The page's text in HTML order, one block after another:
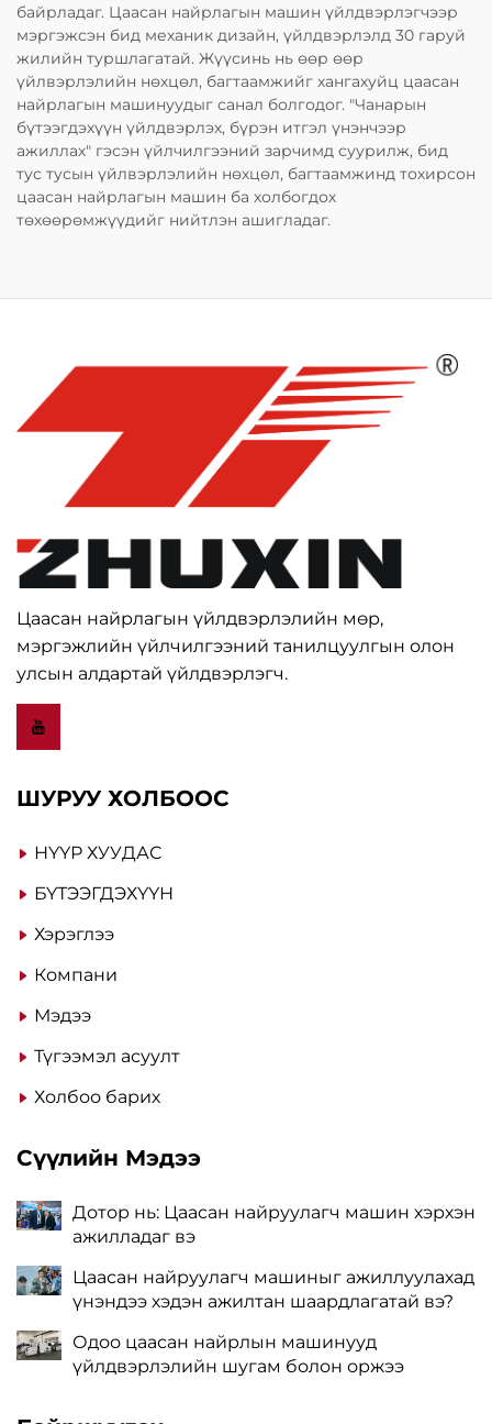
байрладаг. Цаасан найрлагын машин үйлдвэрлэгчээр
мэргэжсэн бид механик дизайн, үйлдвэрлэлд 30 гаруй
жилийн туршлагатай. Жүүсинь нь өөр өөр
үйлвэрлэлийн нөхцөл, багтаамжийг хангахуйц цаасан
найрлагын машинуудыг санал болгодог. "Чанарын
бүтээгдэхүүн үйлдвэрлэх, бүрэн итгэл үнэнчээр
ажиллах" гэсэн үйлчилгээний зарчимд суурилж, бид
тус тусын үйлвэрлэлийн нөхцөл, багтаамжинд тохирсон
цаасан найрлагын машин ба холбогдох
төхөөрөмжүүдийг нийтлэн ашигладаг.
Цаасан найрлагын үйлдвэрлэлийн мөр,
мэргэжлийн үйлчилгээний танилцуулгын олон
улсын алдартай үйлдвэрлэгч.
ШУРУУ ХОЛБООС
НҮҮР ХУУДАС
БҮТЭЭГДЭХҮҮН
Хэрэглээ
Компани
Мэдээ
Түгээмэл асуулт
Холбоо барих
Сүүлийн Мэдээ
Дотор нь: Цаасан найруулагч машин хэрхэн
ажилладаг вэ
Цаасан найруулагч машиныг ажиллуулахад
үнэндээ хэдэн ажилтан шаардлагатай вэ?
Одоо цаасан найрлын машинууд
үйлдвэрлэлийн шугам болон оржээ